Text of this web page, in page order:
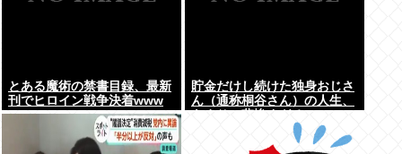
とある魔術の禁書目録、最新
刊でヒロイン戦争決着www
貯金だけし続けた独身おじさ
ん（通称桐谷さん）の人生、